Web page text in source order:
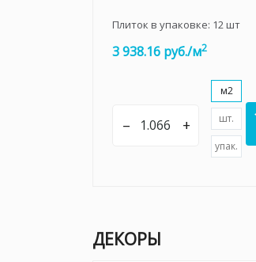
Плиток в упаковке: 12шт
3 938.16 руб./м2
– +
м2
шт.
упак.
ДЕКОРЫ